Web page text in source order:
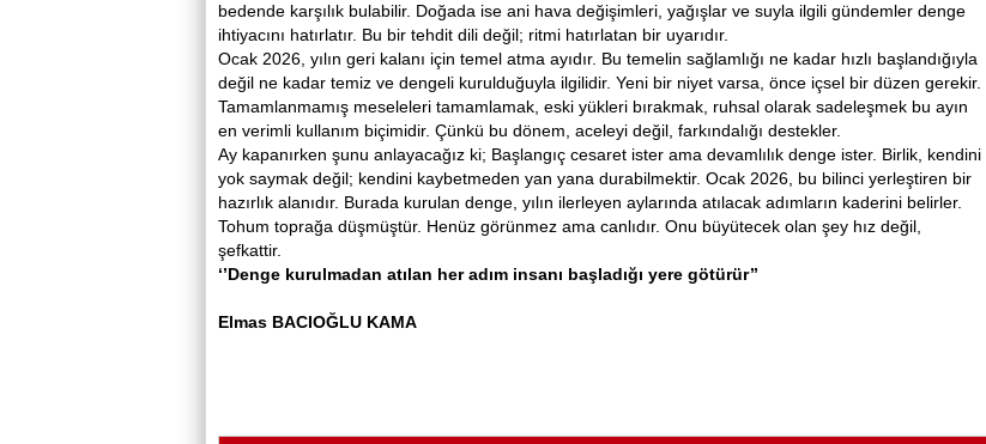
bedende karşılık bulabilir. Doğada ise ani hava değişimleri, yağışlar ve suyla ilgili gündemler denge
ihtiyacını hatırlatır. Bu bir tehdit dili değil; ritmi hatırlatan bir uyarıdır.
Ocak 2026, yılın geri kalanı için temel atma ayıdır. Bu temelin sağlamlığı ne kadar hızlı başlandığıyla
değil ne kadar temiz ve dengeli kurulduğuyla ilgilidir. Yeni bir niyet varsa, önce içsel bir düzen gerekir.
Tamamlanmamış meseleleri tamamlamak, eski yükleri bırakmak, ruhsal olarak sadeleşmek bu ayın
en verimli kullanım biçimidir. Çünkü bu dönem, aceleyi değil, farkındalığı destekler.
Ay kapanırken şunu anlayacağız ki; Başlangıç cesaret ister ama devamlılık denge ister. Birlik, kendini
yok saymak değil; kendini kaybetmeden yan yana durabilmektir. Ocak 2026, bu bilinci yerleştiren bir
hazırlık alanıdır. Burada kurulan denge, yılın ilerleyen aylarında atılacak adımların kaderini belirler.
Tohum toprağa düşmüştür. Henüz görünmez ama canlıdır. Onu büyütecek olan şey hız değil,
şefkattir.
‘’Denge kurulmadan atılan her adım insanı başladığı yere götürür’’
Elmas BACIOĞLU KAMA